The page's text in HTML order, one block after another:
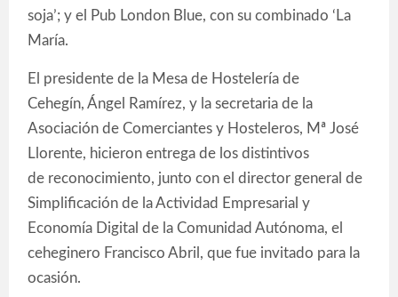
soja’; y el Pub London Blue, con su combinado ‘La
María.
El presidente de la Mesa de Hostelería de
Cehegín, Ángel Ramírez, y la secretaria de la
Asociación de Comerciantes y Hosteleros, Mª José
Llorente, hicieron entrega de los distintivos
de reconocimiento, junto con el director general de
Simplificación de la Actividad Empresarial y
Economía Digital de la Comunidad Autónoma, el
ceheginero Francisco Abril, que fue invitado para la
ocasión.